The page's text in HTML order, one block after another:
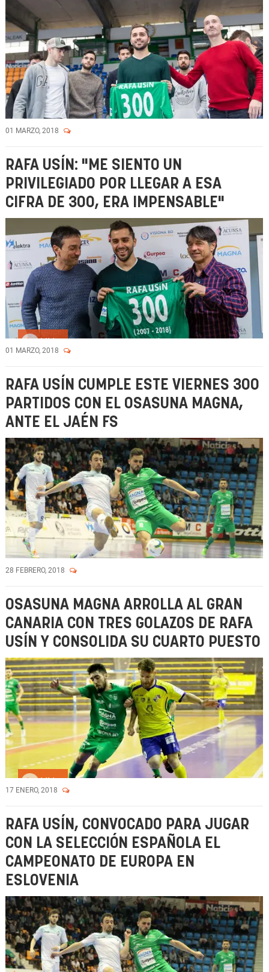
01 MARZO, 2018
RAFA USÍN: "ME SIENTO UN
PRIVILEGIADO POR LLEGAR A ESA
CIFRA DE 300, ERA IMPENSABLE"
01 MARZO, 2018
RAFA USÍN CUMPLE ESTE VIERNES 300
PARTIDOS CON EL OSASUNA MAGNA,
ANTE EL JAÉN FS
28 FEBRERO, 2018
OSASUNA MAGNA ARROLLA AL GRAN
CANARIA CON TRES GOLAZOS DE RAFA
USÍN Y CONSOLIDA SU CUARTO PUESTO
17 ENERO, 2018
RAFA USÍN, CONVOCADO PARA JUGAR
CON LA SELECCIÓN ESPAÑOLA EL
CAMPEONATO DE EUROPA EN
ESLOVENIA